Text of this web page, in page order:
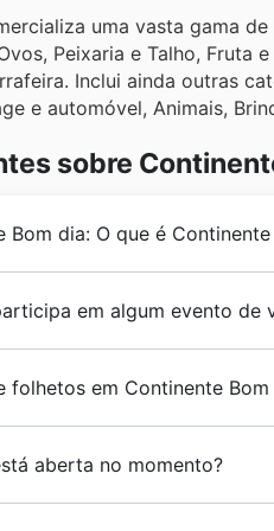
uma vasta gama
Peixaria e Talho, Fruta
Inclui ainda outras
e automóvel, Animais,
sobre
Bom dia: O que é
e preços
cadeia de
do país, operando
loja online.
em algum evento de
e promoções
site para planear as suas
às Aulas saldos de
em datas como oDia do
folhetos em Continente Bom
vasta gama de produtos,
online e de inúmeras lojas
aberta no momento?